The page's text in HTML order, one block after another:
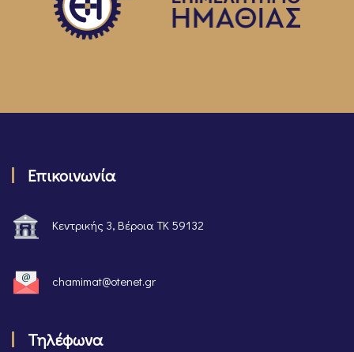
Επικοινωνία
Κεντρικής 3, Βέροια ΤΚ 59132
chamimat@otenet.gr
Τηλέφωνα